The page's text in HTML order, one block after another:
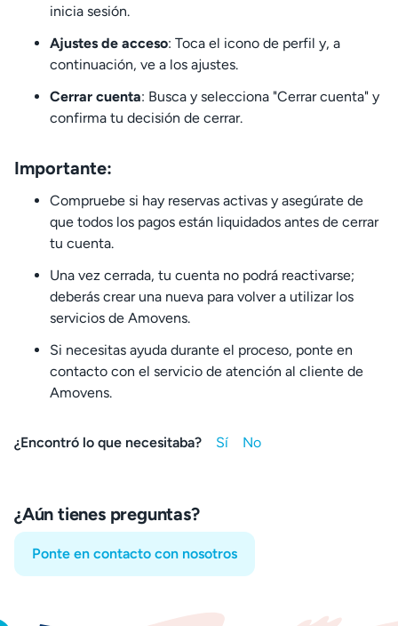
inicia sesión.
Ajustes de acceso: Toca el icono de perfil y, a
continuación, ve a los ajustes.
Cerrar cuenta: Busca y selecciona "Cerrar cuenta" y
confirma tu decisión de cerrar.
Importante:
Compruebe si hay reservas activas y asegúrate de
que todos los pagos están liquidados antes de cerrar
tu cuenta.
Una vez cerrada, tu cuenta no podrá reactivarse;
deberás crear una nueva para volver a utilizar los
servicios de Amovens.
Si necesitas ayuda durante el proceso, ponte en
contacto con el servicio de atención al cliente de
Amovens.
¿Encontró lo que necesitaba?
¿Aún tienes preguntas?
Ponte en contacto con nosotros